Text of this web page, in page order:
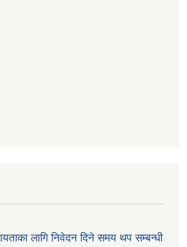
लागि निवेदन दिने समय थप सम्बन्धी